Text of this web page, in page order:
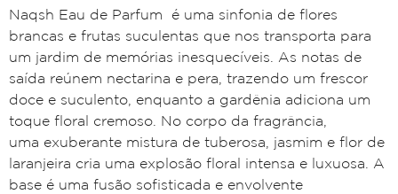
Naqsh Eau de Parfum é uma sinfonia de flores
brancas e frutas suculentas que nos transporta para
um jardim de memórias inesquecíveis. As notas de
saída reúnem nectarina e pera, trazendo um frescor
doce e suculento, enquanto a gardênia adiciona um
toque floral cremoso. No corpo da fragrância,
uma exuberante mistura de tuberosa, jasmim e flor de
laranjeira cria uma explosão floral intensa e luxuosa. A
base é uma fusão sofisticada e envolvente